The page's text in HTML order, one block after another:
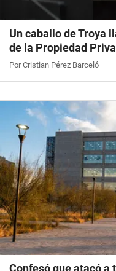
Un caballo de Troya
de la Propiedad
Por Cristian Pérez Barceló
Confesó que atacó a